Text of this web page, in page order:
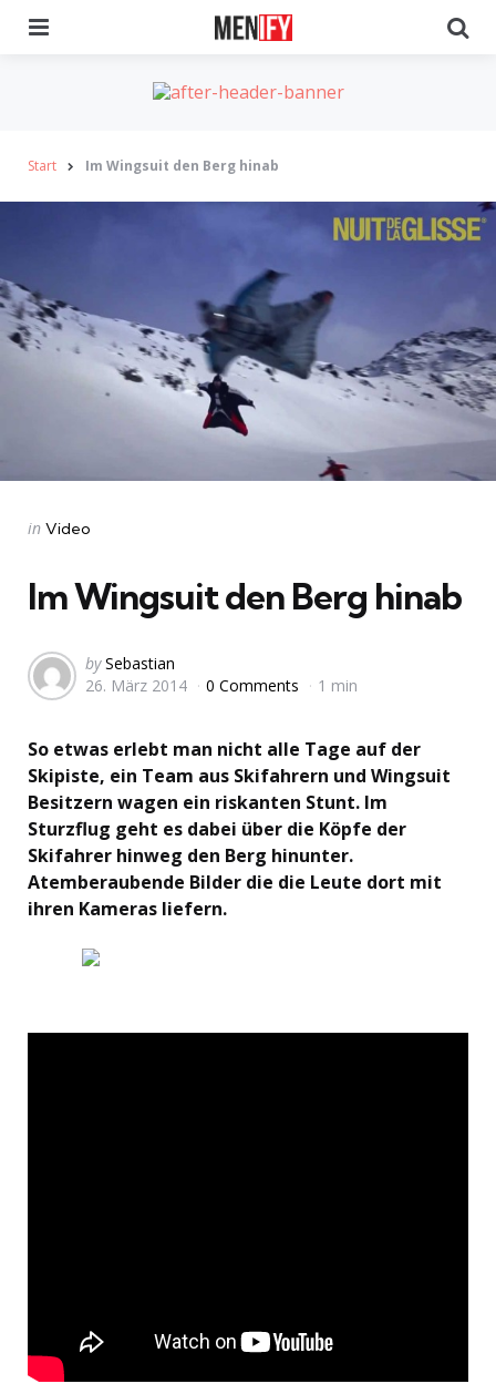
Start Im Wingsuit den Berg hinab
Categories
Posted
in Video
Im Wingsuit den Berg hinab
Posted
by
by Sebastian
26. März 2014
0 Comments 1 min
So etwas erlebt man nicht alle Tage auf der
Skipiste, ein Team aus Skifahrern und Wingsuit
Besitzern wagen ein riskanten Stunt. Im
Sturzflug geht es dabei über die Köpfe der
Skifahrer hinweg den Berg hinunter.
Atemberaubende Bilder die die Leute dort mit
ihren Kameras liefern.